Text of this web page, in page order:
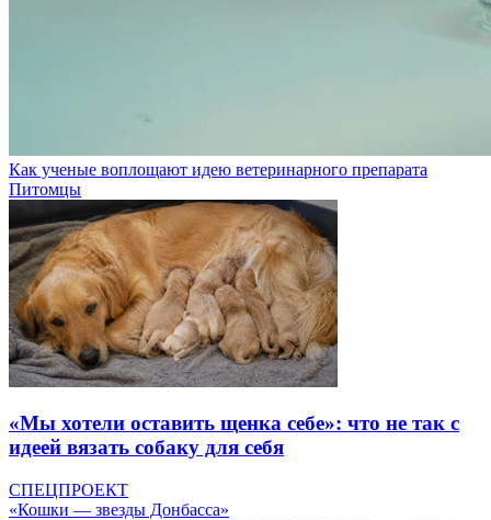
Как ученые воплощают идею ветеринарного препарата
Питомцы
«Мы хотели оставить щенка себе»: что не так с
идеей вязать собаку для себя
СПЕЦПРОЕКТ
«Кошки — звезды Донбасса»